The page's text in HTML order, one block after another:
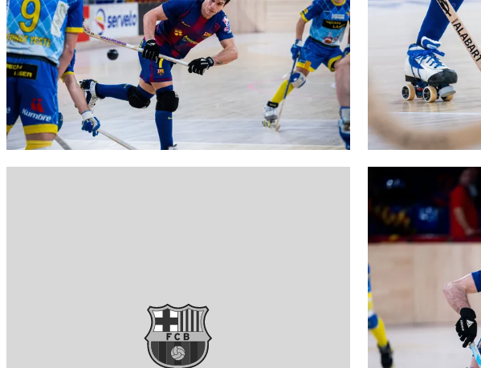
FC Barcelona club badge
FC Barcelona club badge